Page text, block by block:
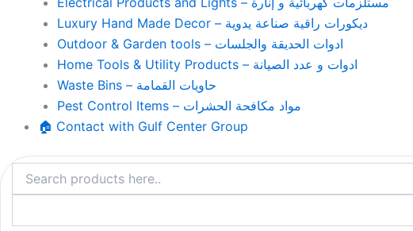
Luxury Hand Made Decor – ديكورات راقية صناعة يدوية
Outdoor & Garden tools – ادوات الحديقة والجلسات
Home Tools & Utility Products – ادوات و عدد الصيانة
Waste Bins – حاويات القمامة
Pest Control Items – مواد مكافحة الحشرات
🏠 Contact with Gulf Center Group